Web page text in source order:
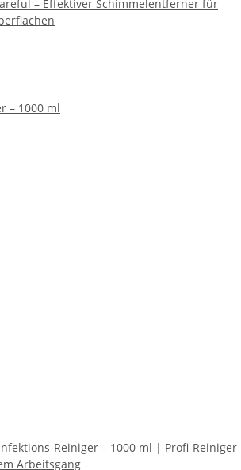
– Effektiver Schimmelentferner für
Reiniger – 1000 ml | Profi-Reiniger
Arbeitsgang